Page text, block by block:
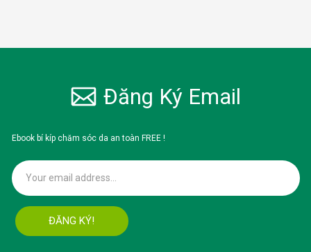
Đăng Ký Email
Ebook bí kíp chăm sóc da an toàn FREE !
ĐĂNG KÝ!